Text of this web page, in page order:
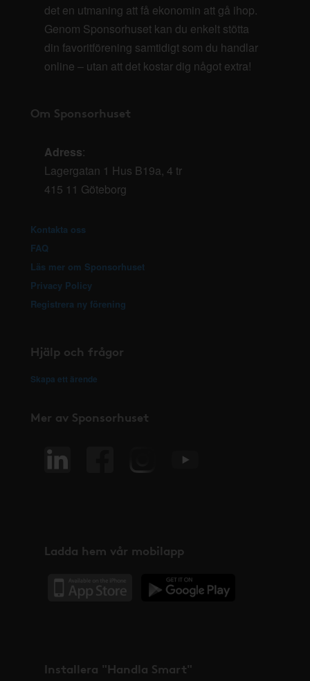
det en utmaning att få ekonomin att gå ihop.
Genom Sponsorhuset kan du enkelt stötta
din favoritförening samtidigt som du handlar
online – utan att det kostar dig något extra!
Om Sponsorhuset
Adress:
Lagergatan 1 Hus B19a, 4 tr
415 11 Göteborg
Kontakta oss
FAQ
Läs mer om Sponsorhuset
Privacy Policy
Registrera ny förening
Hjälp och frågor
Skapa ett ärende
Mer av Sponsorhuset
Ladda hem vår mobilapp
Installera "Handla Smart"